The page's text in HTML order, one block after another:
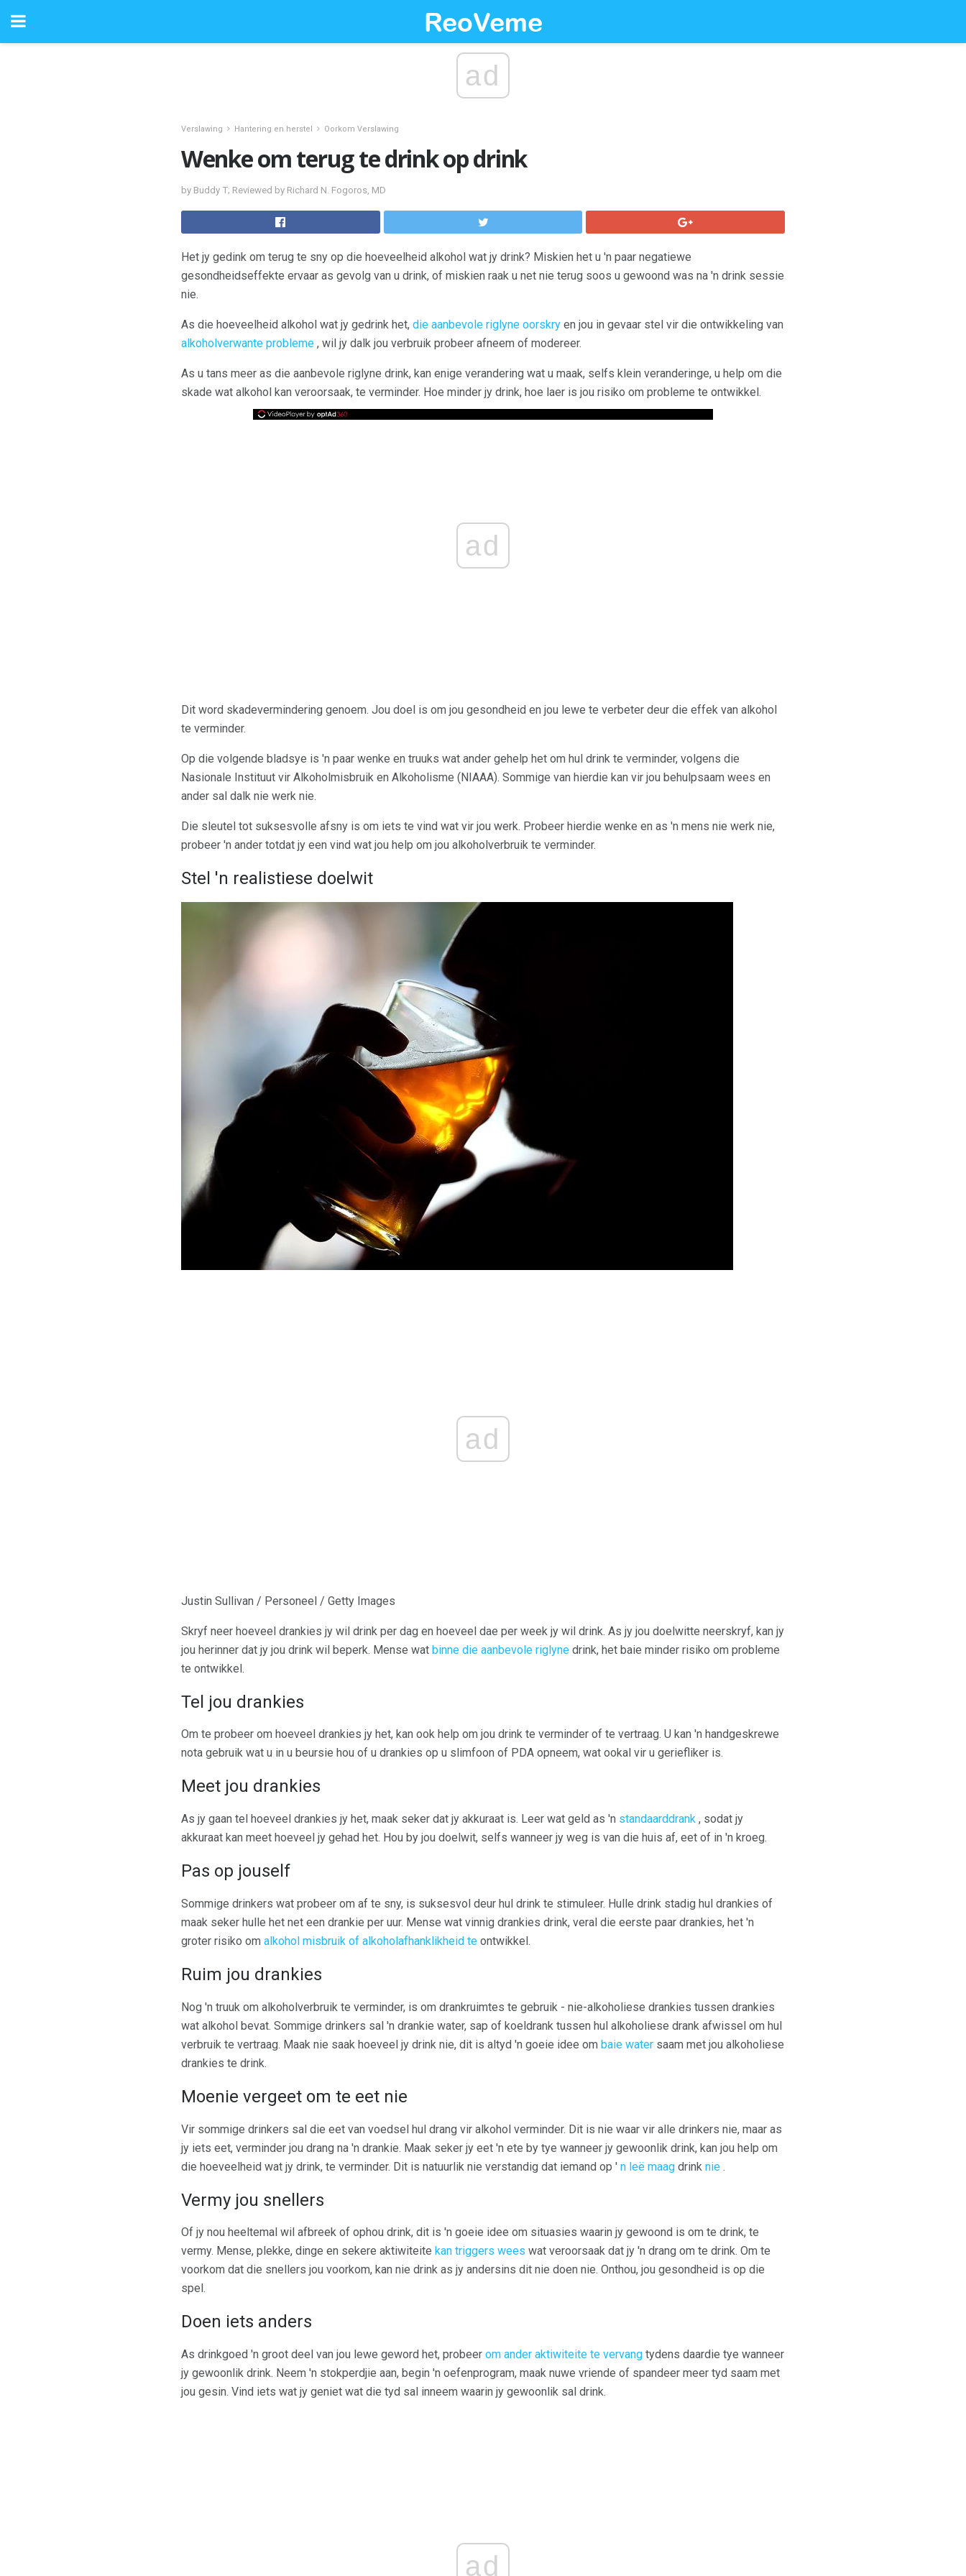
ad
Verslawing Hantering en herstel Oorkom Verslawing
Wenke om terug te drink op drink
by Buddy T; Reviewed by Richard N. Fogoros, MD
Het jy gedink om terug te sny op die hoeveelheid alkohol wat jy drink? Miskien het u 'n paar negatiewe
gesondheidseffekte ervaar as gevolg van u drink, of miskien raak u net nie terug soos u gewoond was na 'n drink sessie
nie.
As die hoeveelheid alkohol wat jy gedrink het, die aanbevole riglyne oorskry en jou in gevaar stel vir die ontwikkeling van
alkoholverwante probleme , wil jy dalk jou verbruik probeer afneem of modereer.
As u tans meer as die aanbevole riglyne drink, kan enige verandering wat u maak, selfs klein veranderinge, u help om die
skade wat alkohol kan veroorsaak, te verminder. Hoe minder jy drink, hoe laer is jou risiko om probleme te ontwikkel.
ad
Dit word skadevermindering genoem. Jou doel is om jou gesondheid en jou lewe te verbeter deur die effek van alkohol
te verminder.
Op die volgende bladsye is 'n paar wenke en truuks wat ander gehelp het om hul drink te verminder, volgens die
Nasionale Instituut vir Alkoholmisbruik en Alkoholisme (NIAAA). Sommige van hierdie kan vir jou behulpsaam wees en
ander sal dalk nie werk nie.
Die sleutel tot suksesvolle afsny is om iets te vind wat vir jou werk. Probeer hierdie wenke en as 'n mens nie werk nie,
probeer 'n ander totdat jy een vind wat jou help om jou alkoholverbruik te verminder.
Stel 'n realistiese doelwit
ad
Justin Sullivan / Personeel / Getty Images
Skryf neer hoeveel drankies jy wil drink per dag en hoeveel dae per week jy wil drink. As jy jou doelwitte neerskryf, kan jy
jou herinner dat jy jou drink wil beperk. Mense wat binne die aanbevole riglyne drink, het baie minder risiko om probleme
te ontwikkel.
Tel jou drankies
Om te probeer om hoeveel drankies jy het, kan ook help om jou drink te verminder of te vertraag. U kan 'n handgeskrewe
nota gebruik wat u in u beursie hou of u drankies op u slimfoon of PDA opneem, wat ookal vir u geriefliker is.
Meet jou drankies
As jy gaan tel hoeveel drankies jy het, maak seker dat jy akkuraat is. Leer wat geld as 'n standaarddrank , sodat jy
akkuraat kan meet hoeveel jy gehad het. Hou by jou doelwit, selfs wanneer jy weg is van die huis af, eet of in 'n kroeg.
Pas op jouself
Sommige drinkers wat probeer om af te sny, is suksesvol deur hul drink te stimuleer. Hulle drink stadig hul drankies of
maak seker hulle het net een drankie per uur. Mense wat vinnig drankies drink, veral die eerste paar drankies, het 'n
groter risiko om alkohol misbruik of alkoholafhanklikheid te ontwikkel.
Ruim jou drankies
Nog 'n truuk om alkoholverbruik te verminder, is om drankruimtes te gebruik - nie-alkoholiese drankies tussen drankies
wat alkohol bevat. Sommige drinkers sal 'n drankie water, sap of koeldrank tussen hul alkoholiese drank afwissel om hul
verbruik te vertraag. Maak nie saak hoeveel jy drink nie, dit is altyd 'n goeie idee om baie water saam met jou alkoholiese
drankies te drink.
Moenie vergeet om te eet nie
Vir sommige drinkers sal die eet van voedsel hul drang vir alkohol verminder. Dit is nie waar vir alle drinkers nie, maar as
jy iets eet, verminder jou drang na 'n drankie. Maak seker jy eet 'n ete by tye wanneer jy gewoonlik drink, kan jou help om
die hoeveelheid wat jy drink, te verminder. Dit is natuurlik nie verstandig dat iemand op ' n leë maag drink nie .
Vermy jou snellers
Of jy nou heeltemal wil afbreek of ophou drink, dit is 'n goeie idee om situasies waarin jy gewoond is om te drink, te
vermy. Mense, plekke, dinge en sekere aktiwiteite kan triggers wees wat veroorsaak dat jy 'n drang om te drink. Om te
voorkom dat die snellers jou voorkom, kan nie drink as jy andersins dit nie doen nie. Onthou, jou gesondheid is op die
spel.
Doen iets anders
As drinkgoed 'n groot deel van jou lewe geword het, probeer om ander aktiwiteite te vervang tydens daardie tye wanneer
jy gewoonlik drink. Neem 'n stokperdjie aan, begin 'n oefenprogram, maak nuwe vriende of spandeer meer tyd saam met
jou gesin. Vind iets wat jy geniet wat die tyd sal inneem waarin jy gewoonlik sal drink.
ad